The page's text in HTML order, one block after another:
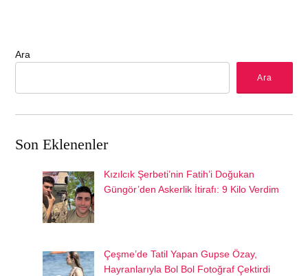
Ara
Ara
Son Eklenenler
Kızılcık Şerbeti’nin Fatih’i Doğukan
Güngör’den Askerlik İtirafı: 9 Kilo Verdim
Çeşme’de Tatil Yapan Gupse Özay,
Hayranlarıyla Bol Bol Fotoğraf Çektirdi